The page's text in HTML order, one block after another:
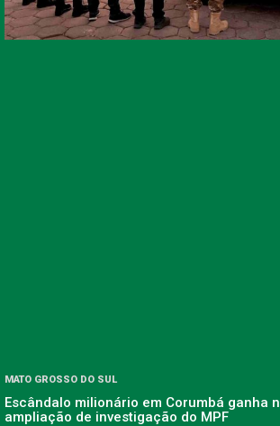
MATO GROSSO DO SUL
Escândalo milionário em Corumbá ganha
ampliação de investigação do MPF